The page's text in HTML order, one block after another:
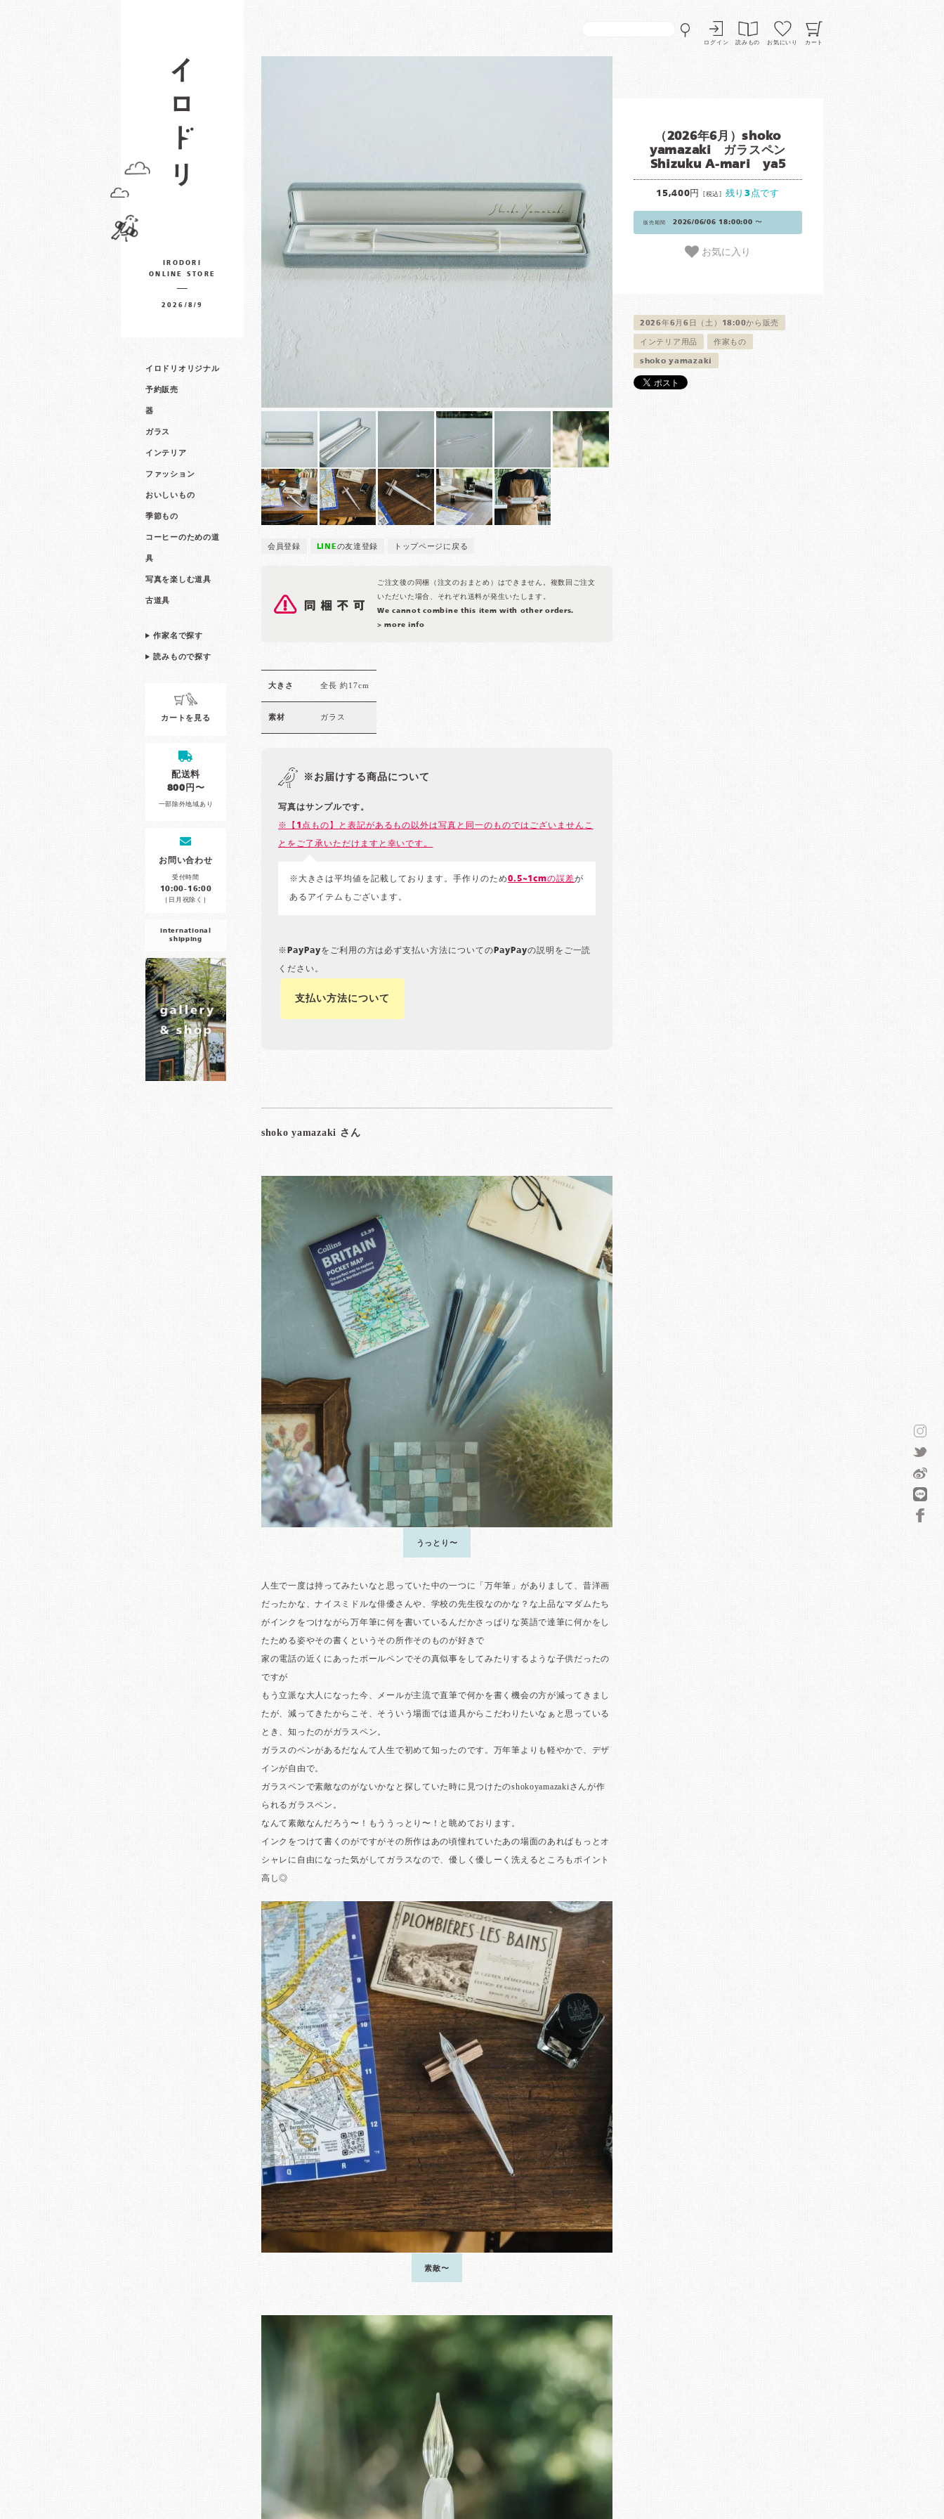
ログイン 読みもの お気にいり カート
IRODORI
ONLINE STORE
2026/8/9
イロドリオリジナル
予約販売
器
ガラス
インテリア
ファッション
おいしいもの
季節もの
コーヒーのための道
具
写真を楽しむ道具
古道具
作家名で探す
読みもので探す
カートを見る
配送料
800円〜
一部除外地域あり
お問い合わせ
受付時間
10:00-16:00
［日月祝除く］
international
shipping
会員登録 LINEの友達登録 トップページに戻る
ご注文後の同梱（注文のおまとめ）はできません。複数回ご注文
いただいた場合、それぞれ送料が発生いたします。
We cannot combine this item with other orders.
> more info
（2026年6月）shoko
yamazaki ガラスペン
Shizuku A-mari ya5
15,400円 [税込] 残り3点です
販売期間 2026/06/06 18:00:00 〜
お気に入り
2026年6月6日（土）18:00から販売
インテリア用品 作家もの
shoko yamazaki
大きさ 全長 約17cm
素材 ガラス
※お届けする商品について
写真はサンプルです。
※【1点もの】と表記があるもの以外は写真と同一のものではございませんこ
とをご了承いただけますと幸いです。
※大きさは平均値を記載しております。手作りのため0.5~1cmの誤差が
あるアイテムもございます。
※PayPayをご利用の方は必ず支払い方法についてのPayPayの説明をご一読
ください。
支払い方法について